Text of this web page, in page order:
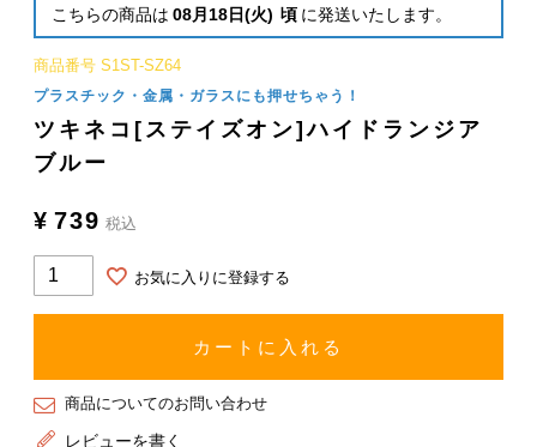
こちらの商品は 08月18日(火) 頃 に発送いたします。
商品番号 S1ST-SZ64
プラスチック・金属・ガラスにも押せちゃう！
ツキネコ[ステイズオン]ハイドランジア
ブルー
¥ 739 税込
お気に入りに登録する
カートに入れる
商品についてのお問い合わせ
レビューを書く